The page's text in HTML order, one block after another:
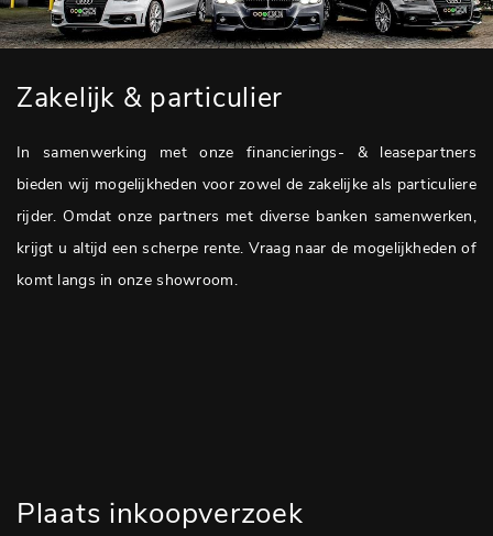
Zakelijk & particulier
In samenwerking met onze financierings- & leasepartners
bieden wij mogelijkheden voor zowel de zakelijke als particuliere
rijder. Omdat onze partners met diverse banken samenwerken,
krijgt u altijd een scherpe rente. Vraag naar de mogelijkheden of
komt langs in onze showroom.
Plaats inkoopverzoek